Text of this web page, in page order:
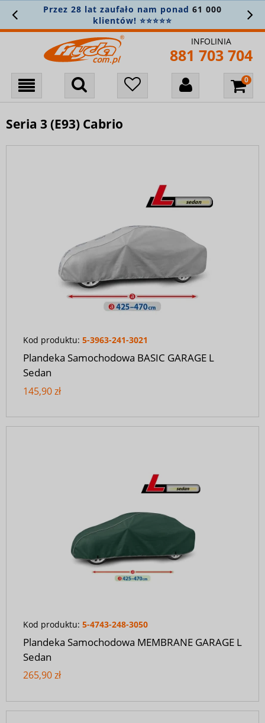
Przez 28 lat zaufało nam ponad61 000
klientów! ⭐⭐⭐⭐⭐
INFOLINIA
881 703 704
Seria 3 (E93) Cabrio
Kod produktu: 5-3963-241-3021
Plandeka Samochodowa BASIC GARAGE L
Sedan
145,90 zł
Kod produktu: 5-4743-248-3050
Plandeka Samochodowa MEMBRANE GARAGE L
Sedan
265,90 zł